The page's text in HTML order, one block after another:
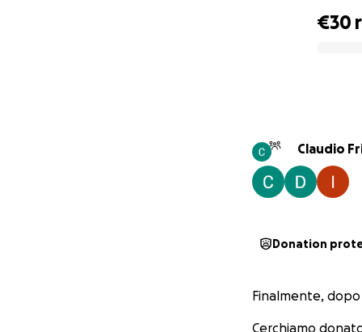
€30
Claudio
Donation
Finalmente,
Cerchiamo